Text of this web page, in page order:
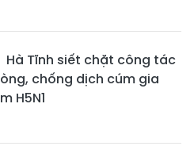
Hà Tĩnh siết chặt công tác
chống dịch cúm gia
H5N1